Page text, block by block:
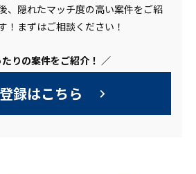
、隠れたマッチ度の高い案件をご紹
！まずはご相談ください！
りの案件をご紹介！ ／
録はこちら